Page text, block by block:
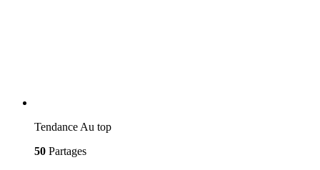
Tendance Au top
50 Partages